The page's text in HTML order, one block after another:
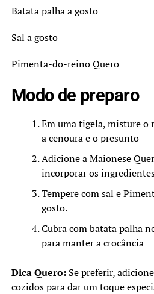
Batata palha a gosto
Sal a gosto
Pimenta-do-reino Quero
Modo de preparo
Em uma tigela, misture o
a cenoura e o presunto
Adicione a Maionese
incorporar os
Tempere com sal e
gosto.
Cubra com batata palha
para manter a crocância
Dica Quero:Se preferir,
cozidos para dar um toque